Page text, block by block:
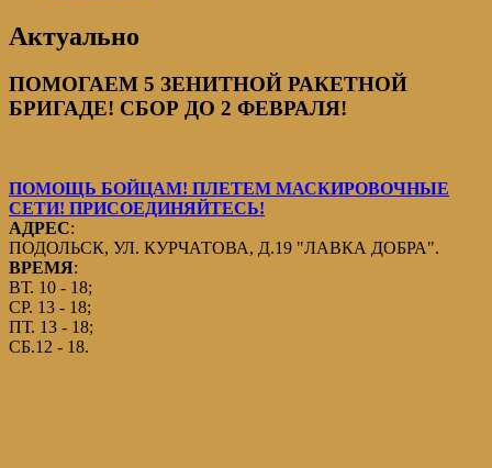
Актуально
ПОМОГАЕМ 5 ЗЕНИТНОЙ РАКЕТНОЙ
БРИГАДЕ! СБОР ДО 2 ФЕВРАЛЯ!
ПОМОЩЬ БОЙЦАМ! ПЛЕТЕМ МАСКИРОВОЧНЫЕ
СЕТИ! ПРИСОЕДИНЯЙТЕСЬ!
АДРЕС:
ПОДОЛЬСК, УЛ. КУРЧАТОВА, Д.19 "ЛАВКА ДОБРА".
ВРЕМЯ:
ВТ. 10 - 18;
СР. 13 - 18;
ПТ. 13 - 18;
СБ.12 - 18.